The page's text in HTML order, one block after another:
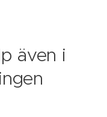
även i